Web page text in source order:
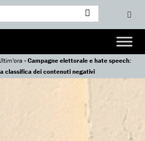
»Campagne elettorale e hate speech:
classifica dei contenuti negativi